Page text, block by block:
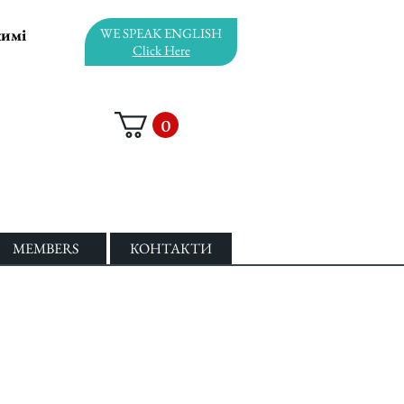
WE SPEAK ENGLISH
Click Here
0
MEMBERS КОНТАКТИ